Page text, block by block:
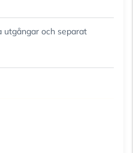
utgångar och separat